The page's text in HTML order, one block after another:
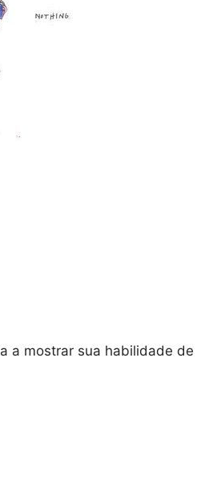
a mostrar sua habilidade de